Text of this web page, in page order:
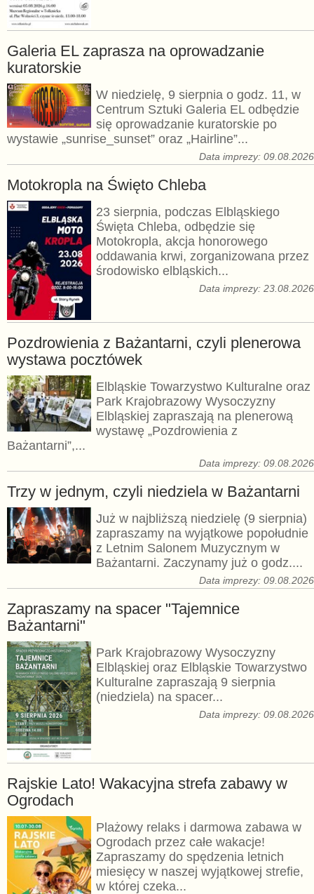
Galeria EL zaprasza na oprowadzanie
kuratorskie
W niedzielę, 9 sierpnia o godz. 11, w
Centrum Sztuki Galeria EL odbędzie
się oprowadzanie kuratorskie po
wystawie „sunrise_sunset” oraz „Hairline”...
Data imprezy: 09.08.2026
Motokropla na Święto Chleba
23 sierpnia, podczas Elbląskiego
Święta Chleba, odbędzie się
Motokropla, akcja honorowego
oddawania krwi, zorganizowana przez
środowisko elbląskich...
Data imprezy: 23.08.2026
Pozdrowienia z Bażantarni, czyli plenerowa
wystawa pocztówek
Elbląskie Towarzystwo Kulturalne oraz
Park Krajobrazowy Wysoczyzny
Elbląskiej zapraszają na plenerową
wystawę „Pozdrowienia z
Bażantarni”,...
Data imprezy: 09.08.2026
Trzy w jednym, czyli niedziela w Bażantarni
Już w najbliższą niedzielę (9 sierpnia)
zapraszamy na wyjątkowe popołudnie
z Letnim Salonem Muzycznym w
Bażantarni. Zaczynamy już o godz....
Data imprezy: 09.08.2026
Zapraszamy na spacer "Tajemnice
Bażantarni"
Park Krajobrazowy Wysoczyzny
Elbląskiej oraz Elbląskie Towarzystwo
Kulturalne zapraszają 9 sierpnia
(niedziela) na spacer...
Data imprezy: 09.08.2026
Rajskie Lato! Wakacyjna strefa zabawy w
Ogrodach
Plażowy relaks i darmowa zabawa w
Ogrodach przez całe wakacje!
Zapraszamy do spędzenia letnich
miesięcy w naszej wyjątkowej strefie,
w której czeka...